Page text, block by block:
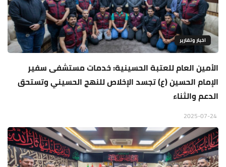
اخبار وتقارير
الأمين العام للعتبة الحسينية: خدمات مستشفى سفير
الإمام الحسين (ع) تجسد الإخلاص للنهج الحسيني وتستحق
الدعم والثناء